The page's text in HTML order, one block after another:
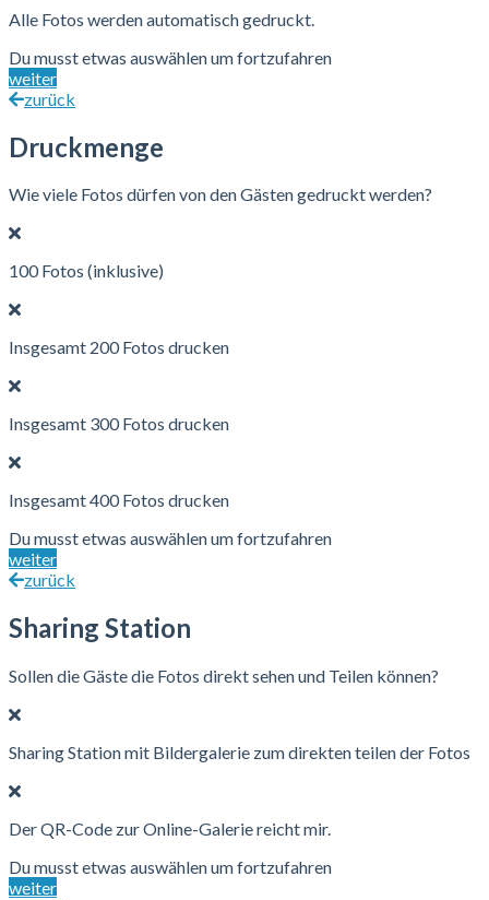
Alle Fotos werden automatisch gedruckt.
Du musst etwas auswählen um fortzufahren
weiter
zurück
Druckmenge
Wie viele Fotos dürfen von den Gästen gedruckt werden?
100 Fotos (inklusive)
Insgesamt 200 Fotos drucken
Insgesamt 300 Fotos drucken
Insgesamt 400 Fotos drucken
Du musst etwas auswählen um fortzufahren
weiter
zurück
Sharing Station
Sollen die Gäste die Fotos direkt sehen und Teilen können?
Sharing Station mit Bildergalerie zum direkten teilen der Fotos
Der QR-Code zur Online-Galerie reicht mir.
Du musst etwas auswählen um fortzufahren
weiter